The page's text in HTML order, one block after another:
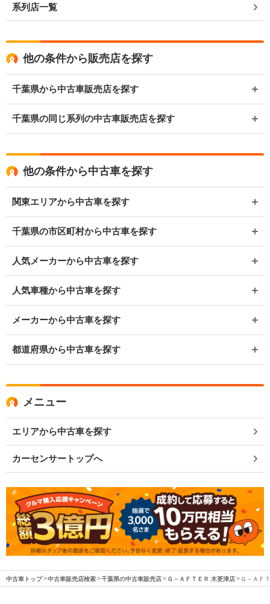
系列店一覧
他の条件から販売店を探す
千葉県から中古車販売店を探す
千葉県の同じ系列の中古車販売店を探す
他の条件から中古車を探す
関東エリアから中古車を探す
千葉県の市区町村から中古車を探す
人気メーカーから中古車を探す
人気車種から中古車を探す
メーカーから中古車を探す
都道府県から中古車を探す
メニュー
エリアから中古車を探す
カーセンサートップへ
中古車トップ 中古車販売店検索 千葉県の中古車販売店 Ｇ－ＡＦＴＥＲ 木更津店 Ｇ－ＡＦ